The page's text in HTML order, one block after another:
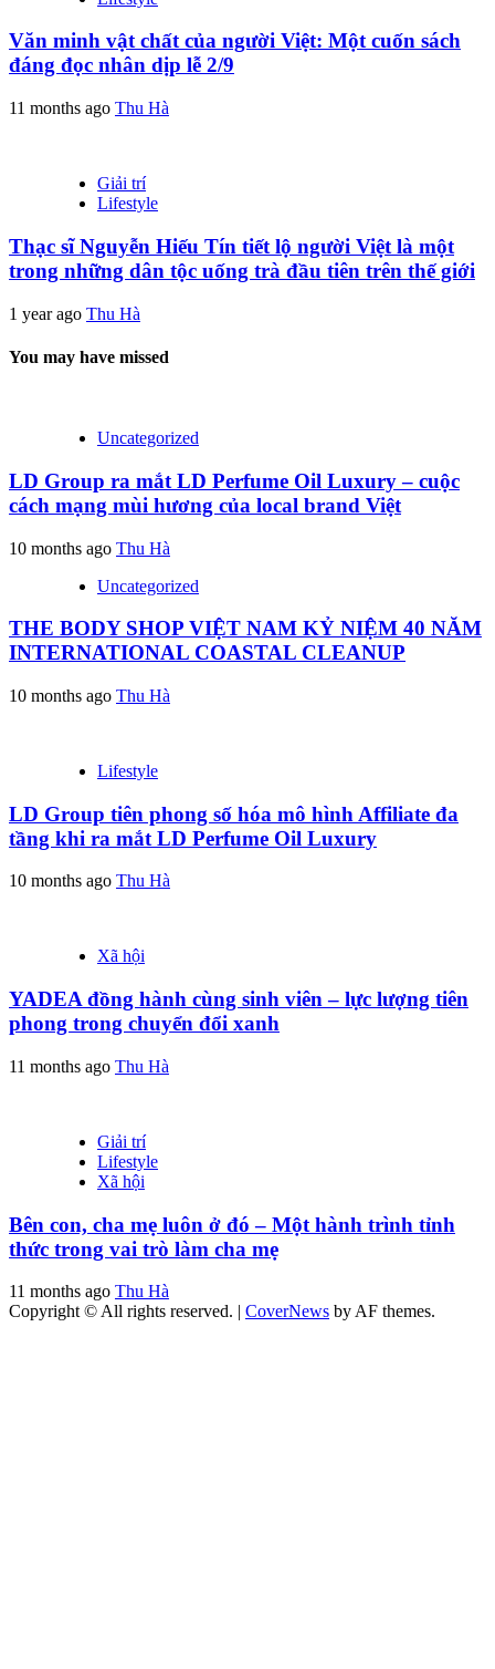
Văn minh vật chất của người Việt: Một cuốn sách
đáng đọc nhân dịp lễ 2/9
11 months ago Thu Hà
Giải trí
Lifestyle
Thạc sĩ Nguyễn Hiếu Tín tiết lộ người Việt là một
trong những dân tộc uống trà đầu tiên trên thế giới
1 year ago Thu Hà
You may have missed
Uncategorized
LD Group ra mắt LD Perfume Oil Luxury – cuộc
cách mạng mùi hương của local brand Việt
10 months ago Thu Hà
Uncategorized
THE BODY SHOP VIỆT NAM KỶ NIỆM 40 NĂM
INTERNATIONAL COASTAL CLEANUP
10 months ago Thu Hà
Lifestyle
LD Group tiên phong số hóa mô hình Affiliate đa
tầng khi ra mắt LD Perfume Oil Luxury
10 months ago Thu Hà
Xã hội
YADEA đồng hành cùng sinh viên – lực lượng tiên
phong trong chuyển đổi xanh
11 months ago Thu Hà
Giải trí
Lifestyle
Xã hội
Bên con, cha mẹ luôn ở đó – Một hành trình tỉnh
thức trong vai trò làm cha mẹ
11 months ago Thu Hà
Copyright © All rights reserved. | CoverNews by AF themes.